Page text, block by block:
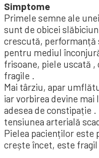
Simptome
Primele semne ale
sunt de obicei
crescută,
pentru mediul
frisoane, piele uscată
fragile .
Mai târziu, apar
iar vorbirea devine
adesea de constipație
tensiunea arterială
Pielea pacienților este
crește încet, este fragil